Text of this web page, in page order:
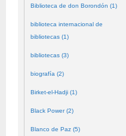
Biblioteca de don Borondón (1)
biblioteca internacional de
bibliotecas (1)
bibliotecas (3)
biografía (2)
Birket-el-Hadji (1)
Black Power (2)
Blanco de Paz (5)